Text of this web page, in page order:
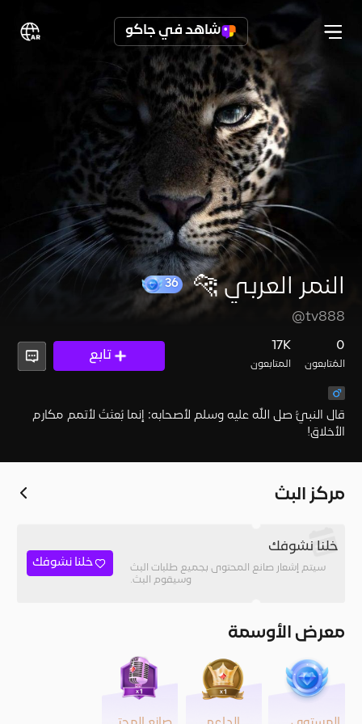
شاهد في جاكو
النمر العربي 🐆
@tv888
0
المُتابعون
17K
المتابعون
تابع
قال النبيُّ صل الله عليه وسلم لأصحابه: إنما بُعثتُ لأتمم مكارم
الأخلاق!
مركز البث
خلنا نشوفك
سيتم إشعار صانع المحتوى بجميع طلبات البث
وسيقوم البث.
خلنا نشوفك
معرض الأوسمة